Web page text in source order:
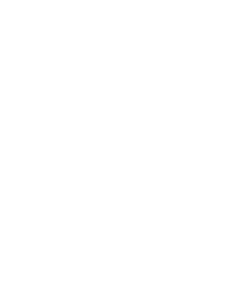
can be accepted calmly by new CCNA
are about 800 pages so there
efforts.200-125 study guide The Best IT
True.200-125 dumps However, a lot of
260 iins cbt nuggets download